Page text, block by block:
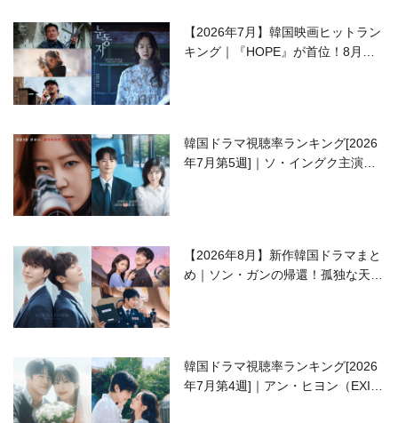
【2026年7月】韓国映画ヒットラン
キング｜『HOPE』が首位！8月公
韓国ドラマ視聴率ランキング[2026
年7月第5週]｜ソ・イングク主演の
【2026年8月】新作韓国ドラマまと
め｜ソン・ガンの帰還！孤独な天才
韓国ドラマ視聴率ランキング[2026
年7月第4週]｜アン・ヒヨン（EXID